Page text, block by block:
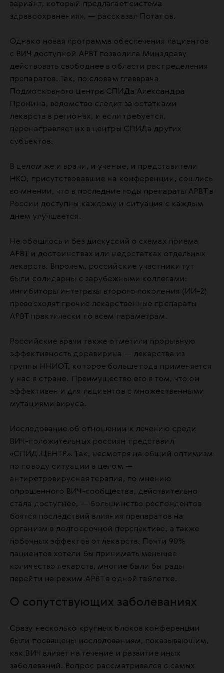
вариант, который предлагает система
здравоохранения», — рассказал Потапов.
Однако новая программа обеспечения пациентов
с ВИЧ доступной АРВТ позволила Минздраву
действовать свободнее в области распределения
препаратов. Так, по словам главврача
Подмосковного центра СПИДа Александра
Пронина, ведомство следит за остатками
лекарств в регионах, и если требуется,
перенаправляет их в центры СПИДа других
субъектов.
В целом же и врачи, и ученые, и представители
НКО, присутствовавшие на конференции, сошлись
во мнении, что в последние годы препараты АРВТ в
России доступны каждому и ситуация с каждым
днем улучшается.
Не обошлось и без дискуссий о схемах приема
АРВТ и достоинствах или недостатках отдельных
лекарств. Впрочем, российские участники тут
были солидарны с зарубежными коллегами:
ингибиторы интегразы второго поколения (ИИ-2)
превосходят прочие лекарственные препараты
АРВТ практически по всем параметрам.
Российские врачи также отметили прорывную
эффективность доравирина — лекарства из
группы ННИОТ, которое больше года применяется
у нас в стране. Преимущество его в том, что он
эффективен и для пациентов с множественными
мутациями вируса.
Исследование об отношении к лечению среди
ВИЧ-положительных россиян представил
«СПИД.ЦЕНТР». Так, несмотря на общий оптимизм
по поводу ситуации в целом —
антиретровирусная терапия, по мнению
опрошенного ВИЧ-сообщества, действительно
стала доступнее, — большинство респондентов
боятся последствий влияния препаратов на
организм в долгосрочной перспективе, а также
побочных эффектов от лекарств. Почти 90%
пациентов хотели бы принимать меньшее
количество лекарств, многие были бы рады
перейти на режим АРВТ в одной таблетке.
О сопутствующих заболеваниях
Сразу несколько крупных блоков конференции
были посвящены исследованиям, показывающим,
как ВИЧ влияет на течение и развитие иных
заболеваний. Вопрос рассматривался с самых